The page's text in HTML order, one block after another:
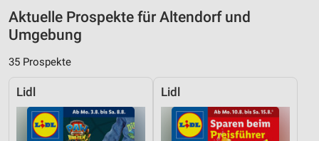
Aktuelle Prospekte für Altendorf und
Umgebung
35 Prospekte
Lidl Lidl